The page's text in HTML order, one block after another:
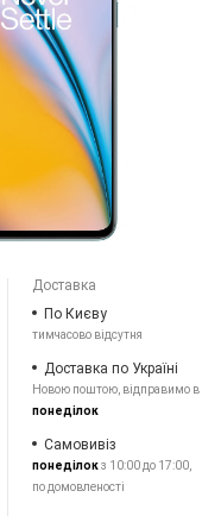
Доставка
По Києву
тимчасово відсутня
Доставка по Україні
Новою поштою, відправимо в
понеділок
Самовивіз
понеділокз 10:00 до 17:00,
по домовленості